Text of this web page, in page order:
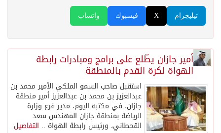
واتساب فيسبوك X تيليجرام
أمير جازان يطّلع على برامج ومبادرات رابطة
الهواة لكرة القدم بالمنطقة
استقبل صاحب السمو الملكي الأمير محمد بن
عبدالعزيز بن محمد بن عبدالعزيز أمير منطقة
جازان، في مكتبه اليوم، مدير فرع وزارة
الرياضة بمنطقة جازان المهندس سعد
القحطاني، ورئيس رابطة الهواة .. التفاصيل